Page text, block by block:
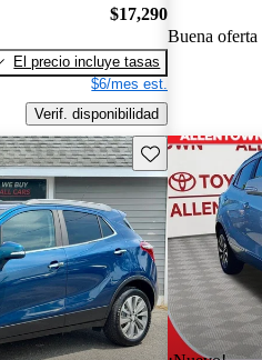
$17,290
El precio incluye tasas
$6/mes est.
Verif. disponibilidad
Buena oferta
Guarda este Aviso